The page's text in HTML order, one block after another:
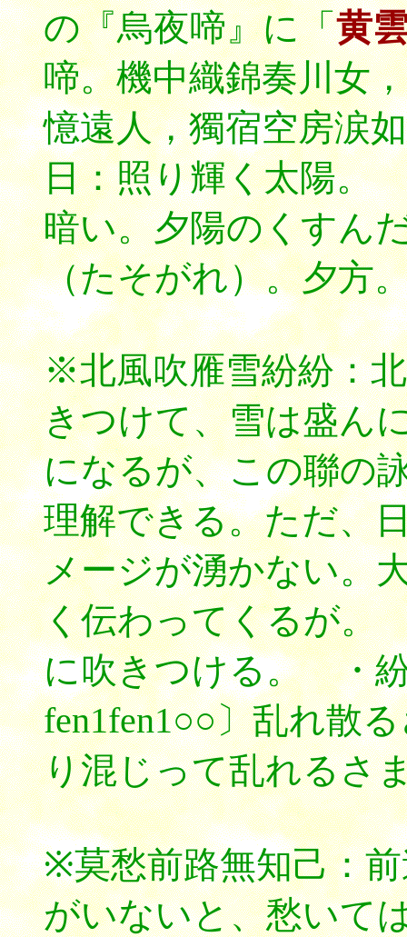
の『烏夜啼』に「黄
啼。機中織錦奏川女
憶遠人，獨宿空房涙
日：照り輝く太陽。
暗い。夕陽のくすん
（たそがれ）。夕方
※北風吹雁雪紛紛：
きつけて、雪は盛ん
になるが、この聯の
理解できる。ただ、
メージが湧かない。
く伝わってくるが。
に吹きつける。 ・
fen1fen1○○〕乱れ散
り混じって乱れるさ
※莫愁前路無知己：
がいないと、愁いて